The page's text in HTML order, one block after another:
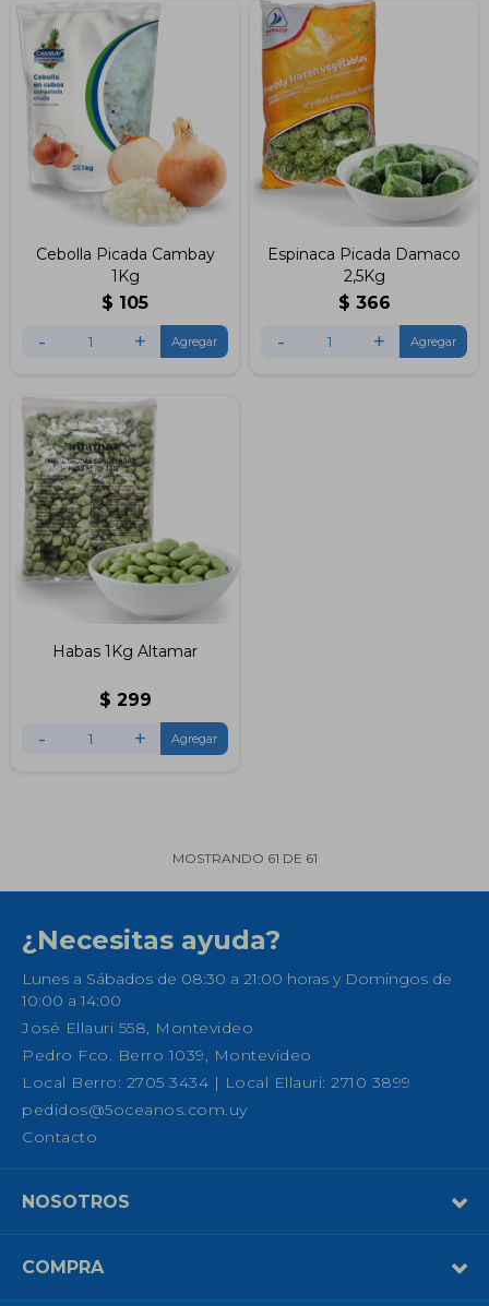
Cebolla Picada Cambay
1Kg
$ 105
- +
Espinaca Picada Damaco
2,5Kg
$ 366
- +
Habas 1Kg Altamar
$ 299
- +
MOSTRANDO 61 DE 61
¿Necesitas ayuda?
Lunes a Sábados de 08:30 a 21:00 horas y Domingos de
10:00 a 14:00
José Ellauri 558, Montevideo
Pedro Fco. Berro 1039, Montevideo
Local Berro: 2705 3434 | Local Ellauri: 2710 3899
pedidos@5oceanos.com.uy
Contacto
NOSOTROS
COMPRA